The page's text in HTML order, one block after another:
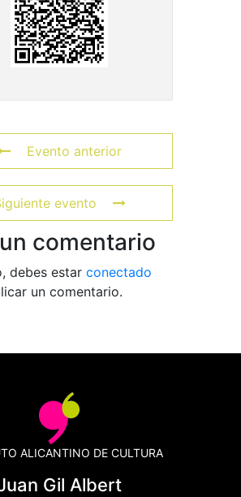
Evento anterior
evento
comentario
debes estar conectado
un comentario.
ALICANTINO DE CULTURA
Gil Albert